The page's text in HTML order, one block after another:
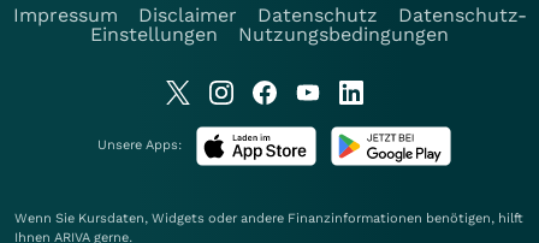
Impressum
Disclaimer Datenschutz
Datenschutz-
Einstellungen
Nutzungsbedingungen
Unsere Apps:
Wenn Sie Kursdaten, Widgets oder andere Finanzinformationen benötigen, hilft
Ihnen ARIVA gerne.